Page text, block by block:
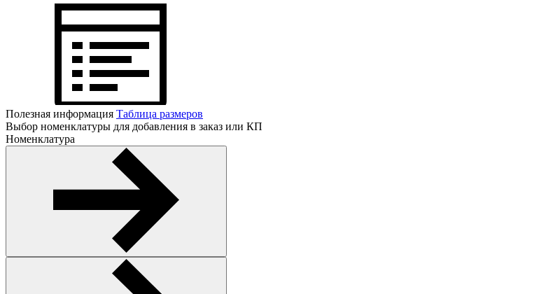
Полезная информация Таблица размеров
Выбор номенклатуры для добавления в заказ или КП
Номенклатура